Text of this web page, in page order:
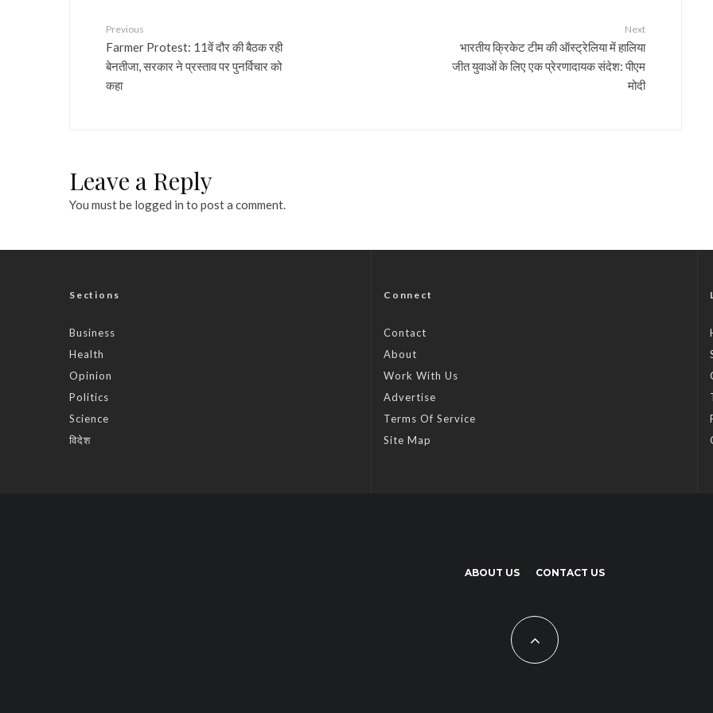
Previous
Farmer Protest: 11वें दौर की बैठक रही
बेनतीजा, सरकार ने प्रस्ताव पर पुनर्विचार को
कहा
Next
भारतीय क्रिकेट टीम की ऑस्ट्रेलिया में हालिया
जीत युवाओं के लिए एक प्रेरणादायक संदेश: पीएम
मोदी
Leave a Reply
You must be logged in to post a comment.
Sections
Business
Health
Opinion
Politics
Science
विदेश
Connect
Contact
About
Work With Us
Advertise
Terms Of Service
Site Map
ABOUT US CONTACT US